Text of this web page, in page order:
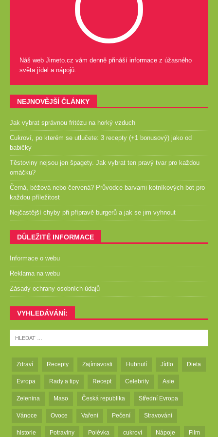
Náš web Jimeto.cz vám denně přináší informace z úžasného
světa jídel a nápojů.
NEJNOVĚJŠÍ ČLÁNKY
Jak vybrat správnou fritézu na horký vzduch
Cukroví, po kterém se utlučete: 3 recepty (+1 bonusový) jako od
babičky
Těstoviny nejsou jen špagety. Jak vybrat ten pravý tvar pro každou
omáčku?
Černá, béžová nebo červená? Průvodce barvami kotníkových bot pro
každou příležitost
Nejčastější chyby při přípravě burgerů a jak se jim vyhnout
DŮLEŽITÉ INFORMACE
Informace o webu
Reklama na webu
Zásady ochrany osobních údajů
VYHLEDÁVÁNÍ:
Zdraví Recepty Zajímavosti Hubnutí Jídlo Dieta
Evropa Rady a tipy Recept Celebrity Asie
Zelenina Maso Česká republika Střední Evropa
Vánoce Ovoce Vaření Pečení Stravování
historie Potraviny Polévka cukroví Nápoje Film